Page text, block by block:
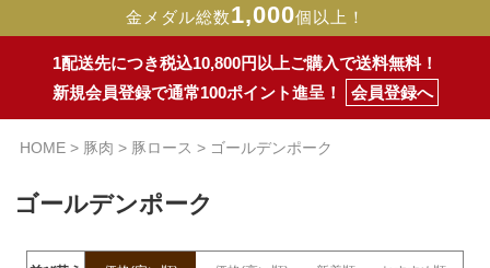
金メダル総数1,000個以上！
1配送先につき税込10,800円以上ご購入で送料無料！
新規会員登録で通常100ポイント進呈！
会員登録へ
HOME 豚肉 豚ロース ゴールデンポーク
ゴールデンポーク